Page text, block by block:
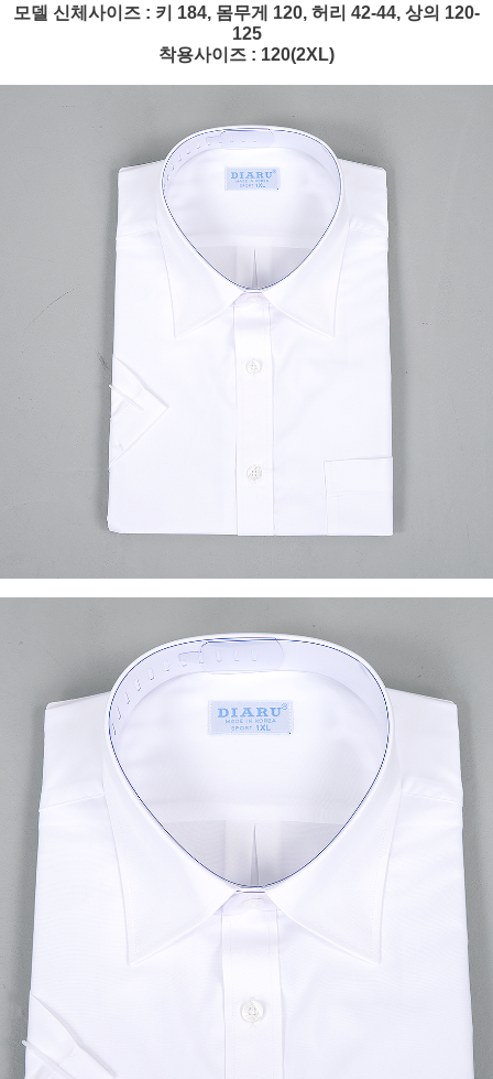
이코 라이프 하
모델 신체사이즈 : 키 184, 몸무게 120, 허리 42-44, 상의 120-
125
착용사이즈 : 120(2XL)